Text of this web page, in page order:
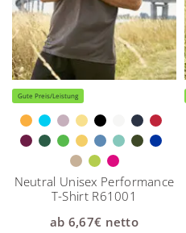
Gute Preis/Leistung
Neutral Unisex Performance
T-Shirt R61001
ab 6,67€ netto